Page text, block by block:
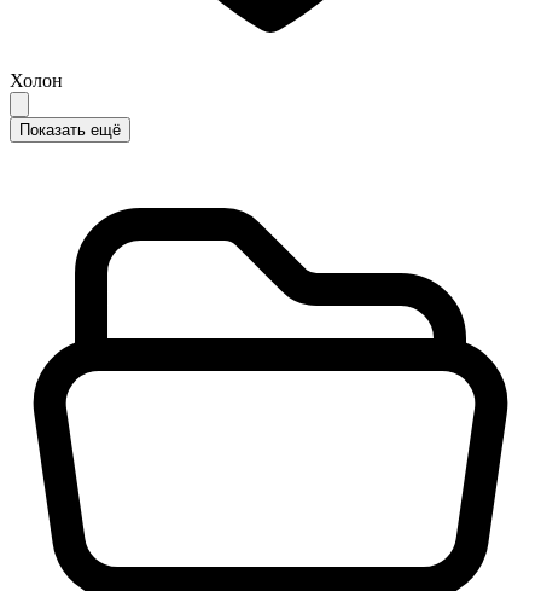
Холон
Показать ещё